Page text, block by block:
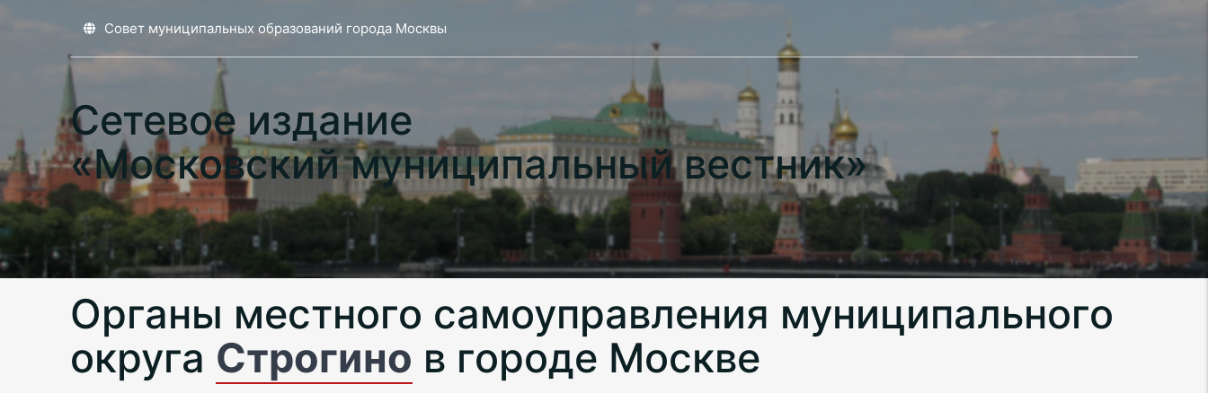
Совет муниципальных образований города Москвы
Сетевое издание
«Московский муниципальный вестник»
Органы местного самоуправления муниципального
округа Строгино в городе Москве